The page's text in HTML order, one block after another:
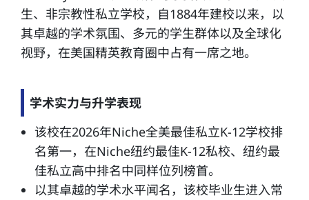
生、非宗教性私立学校，自1884年建校以来，以
其卓越的学术氛围、多元的学生群体以及全球化
视野，在美国精英教育圈中占有一席之地。
学术实力与升学表现
该校在2026年Niche全美最佳私立K-12学校排
名第一，在Niche纽约最佳K-12私校、纽约最
佳私立高中排名中同样位列榜首。
以其卓越的学术水平闻名，该校毕业生进入常